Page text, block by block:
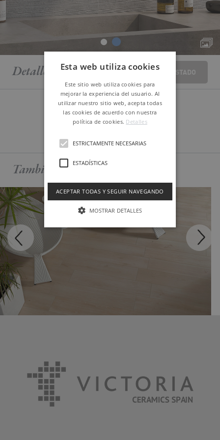
Detalle piezas VOLVER AL LISTADO
También te puedeinteresar
Esta web utiliza cookies
Este sitio web utiliza cookies para
mejorar la experiencia del usuario. Al
utilizar nuestro sitio web, acepta todas
las cookies de acuerdo con nuestra
política de cookies. Detalles
ESTRICTAMENTE NECESARIAS
ESTADÍSTICAS
ACEPTAR TODAS Y SEGUIR NAVEGANDO
MOSTRAR DETALLES